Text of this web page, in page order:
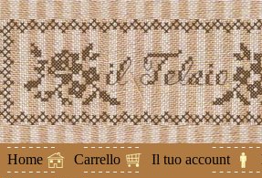
Home Carrello Il tuo account
Attenzione !